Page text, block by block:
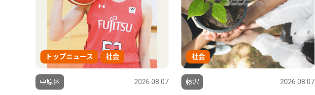
トップニュース 社会
中原区 2026.08.07
社会
藤沢 2026.08.07